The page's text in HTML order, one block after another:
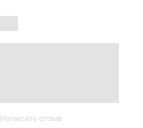
Написать отзыв